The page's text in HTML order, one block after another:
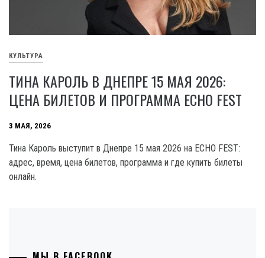
КУЛЬТУРА
ТИНА КАРОЛЬ В ДНЕПРЕ 15 МАЯ 2026:
ЦЕНА БИЛЕТОВ И ПРОГРАММА ECHO FEST
3 МАЯ, 2026
Тина Кароль выступит в Днепре 15 мая 2026 на ECHO FEST:
адрес, время, цена билетов, программа и где купить билеты
онлайн.